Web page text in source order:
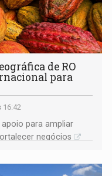
de RO
para
16:42
apoio para ampliar
negócios